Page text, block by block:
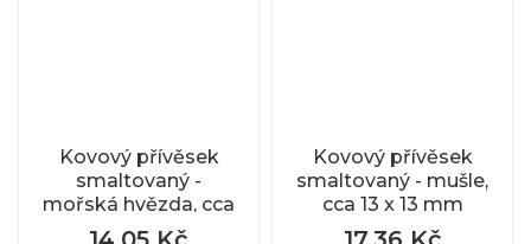
Kovový přívěsek
smaltovaný -
mořská hvězda, cca
18 x 15 mm
Kovový přívěsek
smaltovaný - mušle,
cca 13 x 13 mm